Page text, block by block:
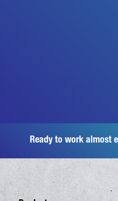
Ready to work almost